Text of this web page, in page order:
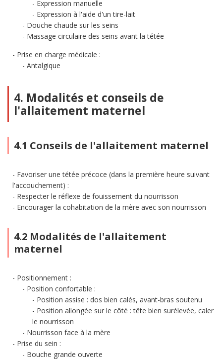
Expression manuelle
Expression à l'aide d'un tire-lait
Douche chaude sur les seins
Massage circulaire des seins avant la tétée
Prise en charge médicale :
Antalgique
4. Modalités et conseils de
l'allaitement maternel
4.1 Conseils de l'allaitement maternel
Favoriser une tétée précoce (dans la première heure suivant
l'accouchement) :
Respecter le réflexe de fouissement du nourrisson
Encourager la cohabitation de la mère avec son nourrisson
4.2 Modalités de l'allaitement
maternel
Positionnement :
Position confortable :
Position assise : dos bien calés, avant-bras soutenu
Position allongée sur le côté : tête bien surélevée, caler
le nourrisson
Nourrisson face à la mère
Prise du sein :
Bouche grande ouverte